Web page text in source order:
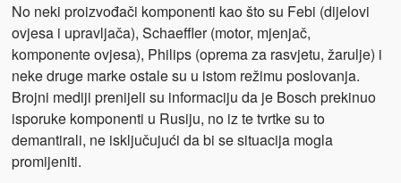
No neki proizvođači komponenti kao što su Febi (dijelovi
ovjesa i upravljača), Schaeffler (motor, mjenjač, ​​
komponente ovjesa), Philips (oprema za rasvjetu, žarulje) i
neke druge marke ostale su u istom režimu poslovanja.
Brojni mediji prenijeli su informaciju da je Bosch prekinuo
isporuke komponenti u Rusiju, no iz te tvrtke su to
demantirali, ne isključujući da bi se situacija mogla
promijeniti.